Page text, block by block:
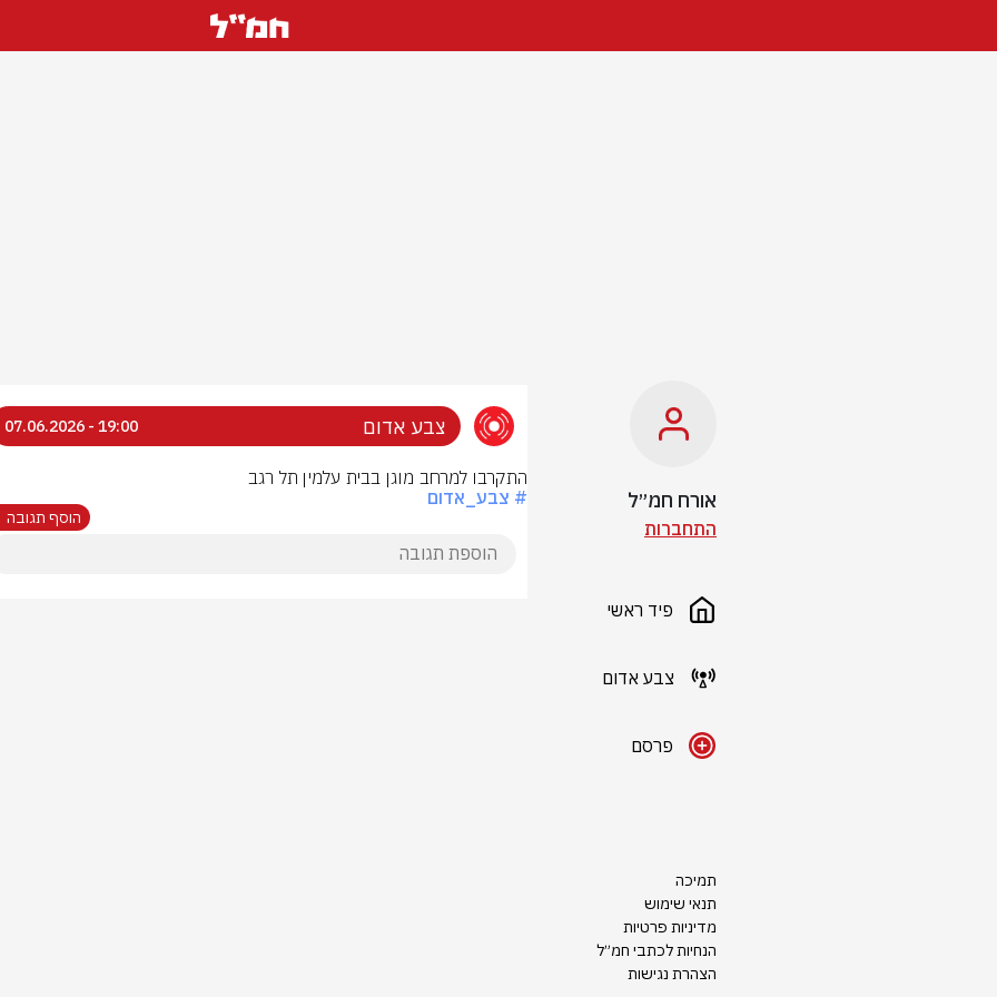
אורח חמ״ל
התחברות
פיד ראשי
צבע אדום
פרסם
תמיכה
תנאי שימוש
מדיניות פרטיות
הנחיות לכתבי חמ״ל
הצהרת נגישות
צבע אדום 19:00 - 07.06.2026
התקרבו למרחב מוגן בבית עלמין תל רגב
# צבע_אדום
הוסף תגובה